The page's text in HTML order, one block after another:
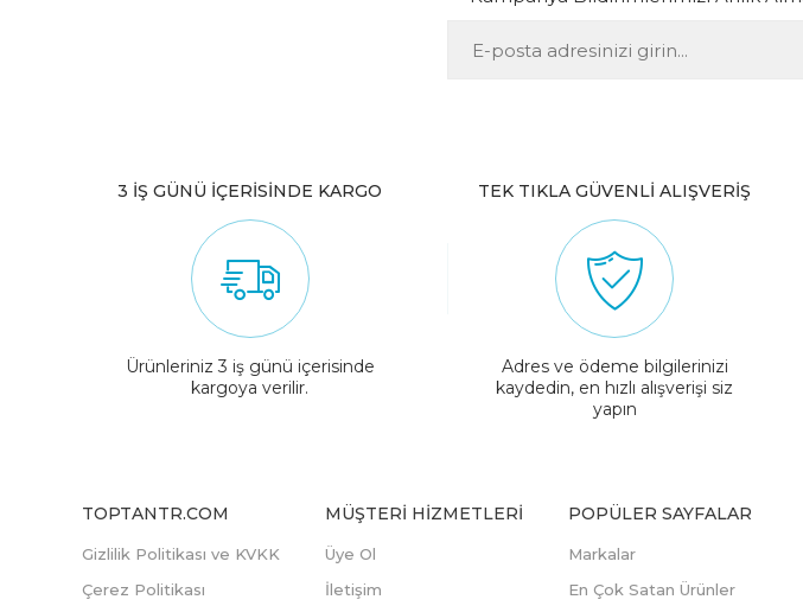
3 İŞ GÜNÜ İÇERİSİNDE KARGO
Ürünleriniz 3 iş günü içerisinde
kargoya verilir.
TEK TIKLA GÜVENLİ ALIŞVERİŞ
Adres ve ödeme bilgilerinizi
kaydedin, en hızlı alışverişi siz
yapın
TOPTANTR.COM
Gizlilik Politikası ve KVKK
Çerez Politikası
MÜŞTERI HIZMETLERI
Üye Ol
İletişim
POPÜLER SAYFALAR
Markalar
En Çok Satan Ürünler